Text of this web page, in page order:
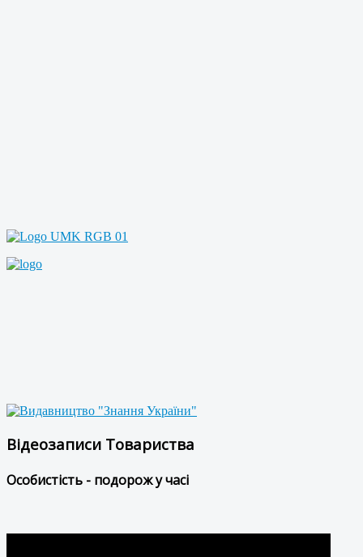
Відеозаписи Товариства
Особистість - подорож у часі